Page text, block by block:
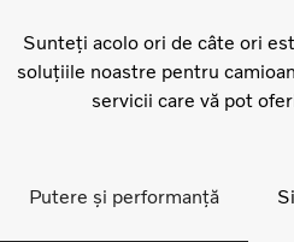
Sunteți acolo ori de câte ori
soluțiile noastre pentru
servicii care vă pot
Putere și performanță